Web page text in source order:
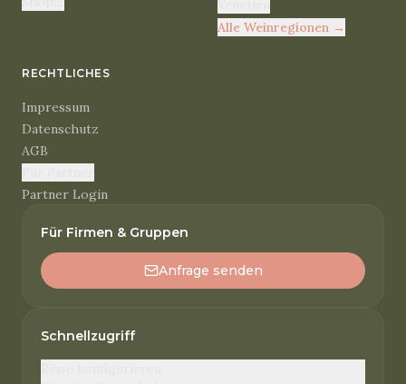
Alle Weinregionen →
RECHTLICHES
Impressum
Datenschutz
AGB
Partner Login
Für Firmen & Gruppen
Anfrage senden
Schnellzugriff